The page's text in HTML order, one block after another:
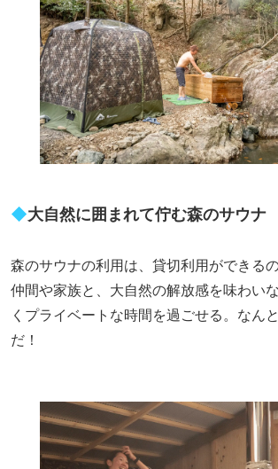
◆大自然に囲まれて佇む森のサウナ
森のサウナの利用は、貸切利用ができる
仲間や家族と、大自然の解放感を味わい
くプライベートな時間を過ごせる。なん
だ！